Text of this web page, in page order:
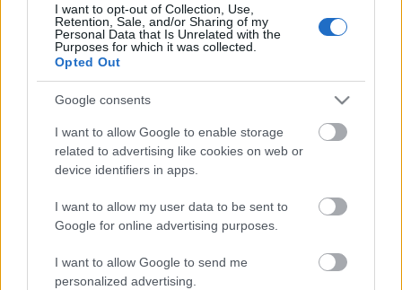
I want to opt-out of Collection, Use,
Retention, Sale, and/or Sharing of my
Personal Data that Is Unrelated with the
Purposes for which it was collected.
Opted Out
Google consents
I want to allow Google to enable storage
related to advertising like cookies on web or
device identifiers in apps.
I want to allow my user data to be sent to
Google for online advertising purposes.
I want to allow Google to send me
personalized advertising.
HIRDETÉS
Látlelet a hazai víziközművekről?
Egyetlen, fél évszázados vezetéken
múlt Bicske vízellátása